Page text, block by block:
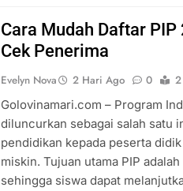
Cara Mudah Daftar
Cek Penerima
Evelyn Nova 2 Hari Ago 0
Golovinamari.com – Program
diluncurkan sebagai salah satu
pendidikan kepada peserta
miskin. Tujuan utama PIP
sehingga siswa dapat